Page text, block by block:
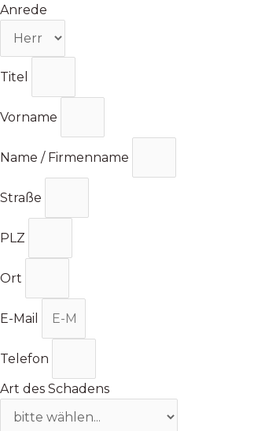
Zum
Anrede
Titel
Vorname
Name / Firmenname
Straße
PLZ
Ort
E-Mail
Telefon
Art des Schadens